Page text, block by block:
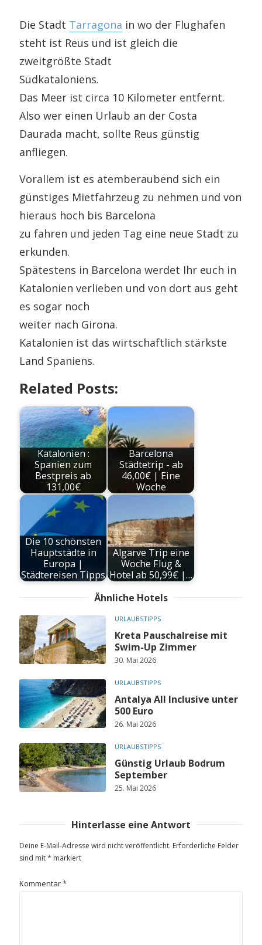
Die Stadt Tarragona in wo der Flughafen
steht ist Reus und ist gleich die
zweitgrößte Stadt
Südkataloniens.
Das Meer ist circa 10 Kilometer entfernt.
Also wer einen Urlaub an der Costa
Daurada macht, sollte Reus günstig
anfliegen.
Vorallem ist es atemberaubend sich ein
günstiges Mietfahrzeug zu nehmen und von
hieraus hoch bis Barcelona
zu fahren und jeden Tag eine neue Stadt zu
erkunden.
Spätestens in Barcelona werdet Ihr euch in
Katalonien verlieben und von dort aus geht
es sogar noch
weiter nach Girona.
Katalonien ist das wirtschaftlich stärkste
Land Spaniens.
Related Posts:
Katalonien :
Spanien zum
Bestpreis ab
131,00€
Barcelona
Städtetrip - ab
46,00€ | Eine
Woche
Die 10 schönsten
Hauptstädte in
Europa |
Städtereisen Tipps
Algarve Trip eine
Woche Flug &
Hotel ab 50,99€ |…
Ähnliche Hotels
URLAUBSTIPPS
Kreta Pauschalreise mit
Swim-Up Zimmer
30. Mai 2026
URLAUBSTIPPS
Antalya All Inclusive unter
500 Euro
26. Mai 2026
URLAUBSTIPPS
Günstig Urlaub Bodrum
September
25. Mai 2026
Hinterlasse eine Antwort
Deine E-Mail-Adresse wird nicht veröffentlicht. Erforderliche Felder
sind mit* markiert
Kommentar*